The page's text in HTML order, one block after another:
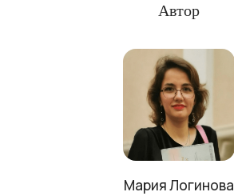
Автор
Мария Логинова